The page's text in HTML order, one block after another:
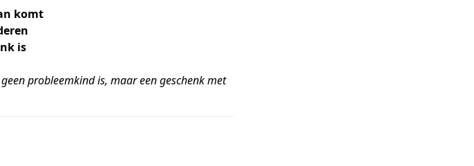
komt
is
probleemkind is, maar een geschenk met